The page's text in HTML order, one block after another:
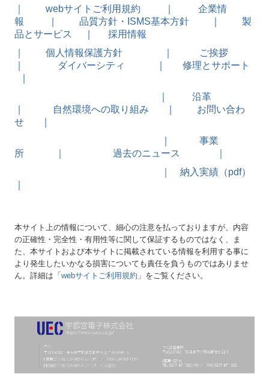
webサイトご利用規約 ｜企業情
報
｜品質方針・ISMS基本方針 ｜製
品とサービス
｜採用情報
｜個人情報保護方針
ご挨拶
ダイバーシティ
修理とサポート
沿革
自然環境への取り組み
お問い合わ
せ
事業
所
過去のニュース ｜
納入実績（pdf）
本サイト上の情報について、細心の注意を払っておりますが、内容
の正確性・完全性・有用性等に関して保証するものではなく、ま
た、本サイトおよび本サイトに掲載されている情報を利用する事に
より発生したいかなる損害についても責任を負うものではありませ
ん。詳細は「webサイトご利用規約 」をご覧ください。